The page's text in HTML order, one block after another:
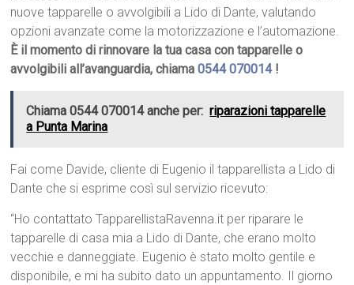
nuove tapparelle o avvolgibili a Lido di Dante, valutando
opzioni avanzate come la motorizzazione e l’automazione.
È il momento di rinnovare la tua casa con tapparelle o
avvolgibili all’avanguardia, chiama0544 070014!
Chiama 0544 070014 anche per: riparazioni tapparelle
a Punta Marina
Fai come Davide, cliente di Eugenio il tapparellista a Lido di
Dante che si esprime così sul servizio ricevuto:
“Ho contattato TapparellistaRavenna.it per riparare le
tapparelle di casa mia a Lido di Dante, che erano molto
vecchie e danneggiate. Eugenio è stato molto gentile e
disponibile, e mi ha subito dato un appuntamento. Il giorno